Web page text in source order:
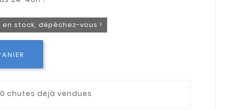
stock, dépêchez-vous !
chutes déjà vendues